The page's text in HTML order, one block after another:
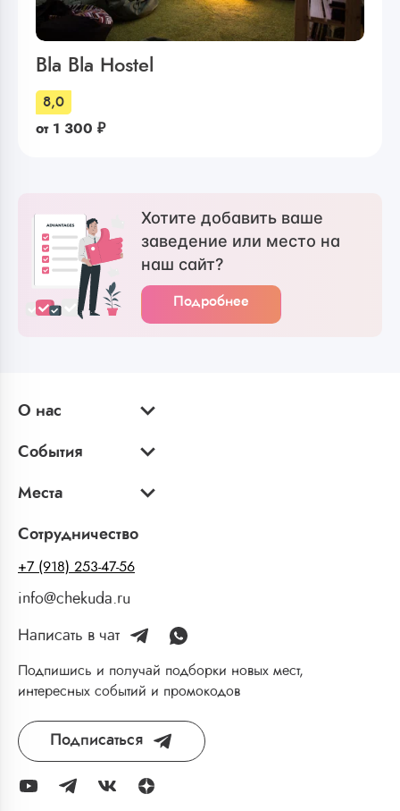
Bla Bla Hostel
8,0
от 1 300 ₽
Хотите добавить ваше
заведение или место на
наш сайт?
Подробнее
О нас
События
Места
Сотрудничество
+7 (918) 253-47-56
info@chekuda.ru
Написать в чат
Подпишись и получай подборки новых мест,
интересных событий и промокодов
Подписаться